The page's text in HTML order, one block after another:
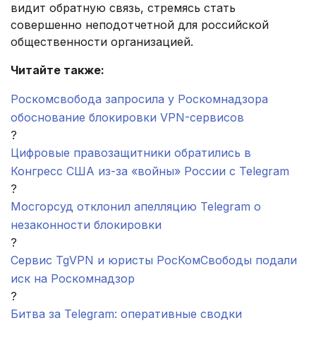
видит обратную связь, стремясь стать
совершенно неподотчетной для российской
общественности организацией.
Читайте также:
Роскомсвобода запросила у Роскомнадзора
обоснование блокировки VPN-сервисов
?
Цифровые правозащитники обратились в
Конгресс США из-за «войны» России с Telegram
?
Мосгорсуд отклонил апелляцию Telegram о
незаконности блокировки
?
Сервис TgVPN и юристы РосКомСвободы подали
иск на Роскомнадзор
?
Битва за Telegram: оперативные сводки